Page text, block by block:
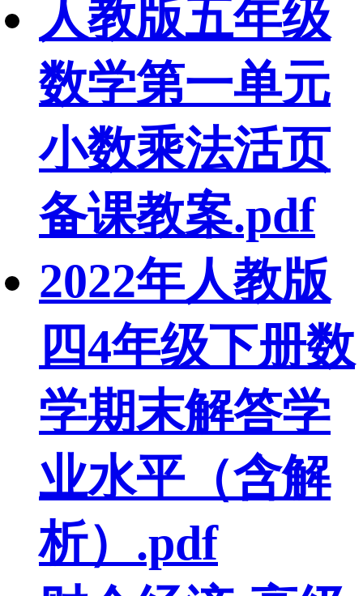
人教版五年级
数学第一单元
小数乘法活页
备课教案.pdf
2022年人教版
四4年级下册数
学期末解答学
业水平（含解
析）.pdf